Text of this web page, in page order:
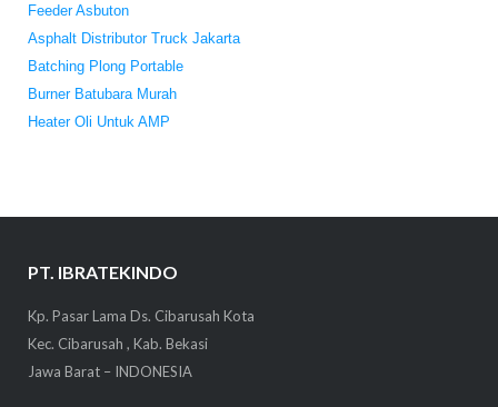
Feeder Asbuton
Asphalt Distributor Truck Jakarta
Batching Plong Portable
Burner Batubara Murah
Heater Oli Untuk AMP
PT. IBRATEKINDO
Kp. Pasar Lama Ds. Cibarusah Kota
Kec. Cibarusah , Kab. Bekasi
Jawa Barat – INDONESIA